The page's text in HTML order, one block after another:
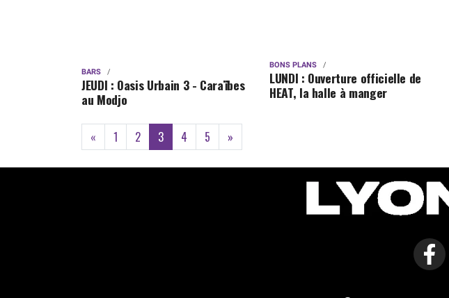
BARS
JEUDI : Oasis Urbain 3 - Caraïbes
au Modjo
BONS PLANS
LUNDI : Ouverture officielle de
HEAT, la halle à manger
« 1 2 3(current)
4 5 »